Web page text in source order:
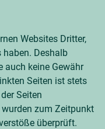
Websites Dritter,
haben. Deshalb
auch keine Gewähr
Seiten ist stets
Seiten
zum Zeitpunkt
überprüft.